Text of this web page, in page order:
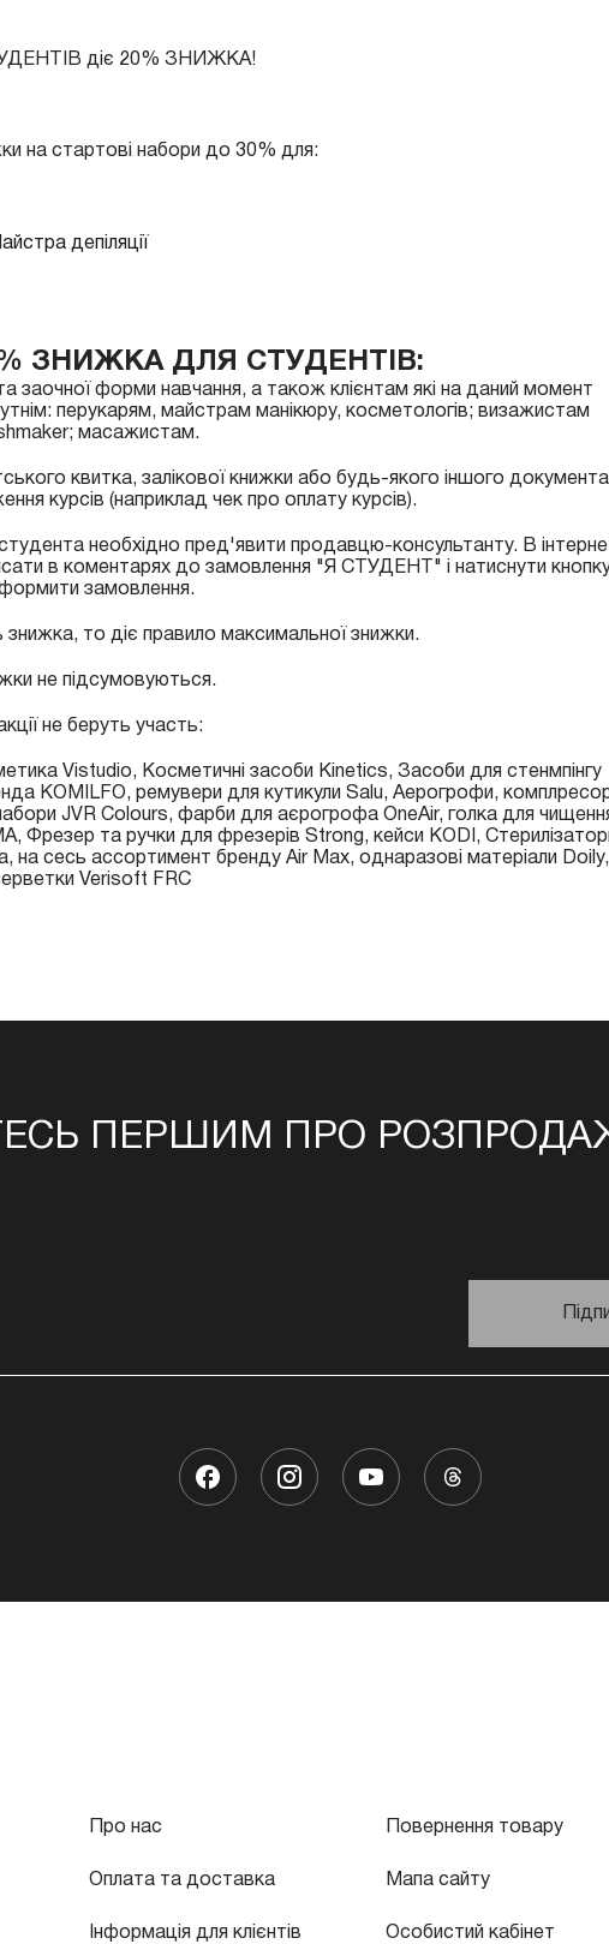
діє 20% ЗНИЖКА!
на стартові набори до 30% для:
депіляції
ЗНИЖКА ДЛЯ СТУДЕНТІВ:
заочної форми навчання, а також клієнтам які на даний момент
перукарям, майстрам манікюру, косметологів; визажистам
масажистам.
квитка, залікової книжки або будь-якого іншого
курсів (наприклад чек про оплату курсів).
необхідно пред'явити продавцю-консультанту. В
в коментарях до замовлення "Я СТУДЕНТ" і натиснути
замовлення.
то діє правило максимальної знижки.
не підсумовуються.
не беруть участь:
Vistudio, Косметичні засоби Kinetics, Засоби для стенмпінгу
KOMILFO, ремувери для кутикули Salu, Аерогрофи,
JVR Colours, фарби для аєрогрофа OneAir, голка для
Фрезер та ручки для фрезерів Strong, кейси KODI,
сесь ассортимент бренду Air Max, однаразові матеріали Doily,
Verisoft FRC
ПЕРШИМ ПРО
Про нас
Оплата та доставка
Інформація для клієнтів
Повернення товару
Мапа сайту
Особистий кабінет